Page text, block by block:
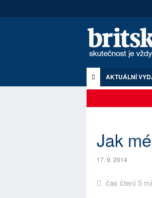
AKTUÁLNÍ
Jak
17. 9. 2014
čas čtení 5